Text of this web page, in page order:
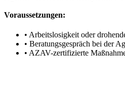
Voraussetzungen:
• Arbeitslosigkeit oder
• Beratungsgespräch bei der
• AZAV-zertifizierte